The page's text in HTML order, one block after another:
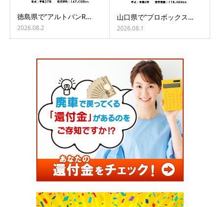
徳島県で”アルトバンR…
2026.08.2
山口県で”プロボックス…
2026.08.1